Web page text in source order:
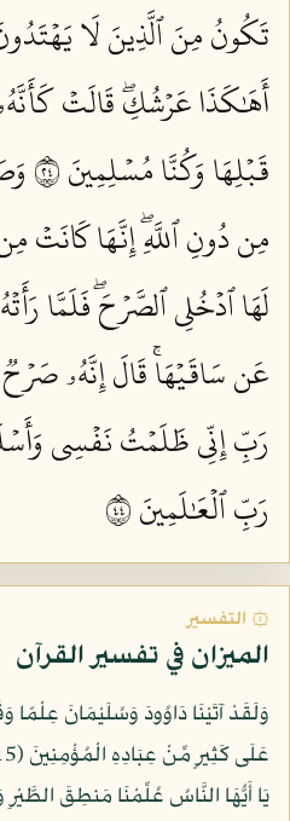
تَكُونُ مِنَ ٱلَّذِينَ لَا يَهۡتَدُونَ
أَهَٰكَذَا عَرۡشُكِۖ قَالَتۡ
قَبۡلِهَا وَكُنَّا مُسۡلِمِينَ ٤٢
مِن دُونِ ٱللَّهِۖ إِنَّهَا كَانَتۡ
لَهَا ٱدۡخُلِي ٱلصَّرۡحَۖ فَلَمَّا
عَن سَاقَيۡهَاۚ قَالَ إِنَّهُۥ
رَبِّ إِنِّي ظَلَمۡتُ نَفۡسِي
رَبِّ ٱلۡعَٰلَمِينَ ٤٤
۞ التفسير
الميزان في تفسير القرآن
وَلَقَدْ آتَيْنَا دَاوُودَ وَسُلَيْمَانَ عِلْمًا
يَا أَيُّهَا النَّاسُ عُلِّمْنَا مَنطِقَ